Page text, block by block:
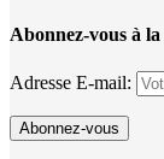
Abonnez-vous à
Adresse E-mail: